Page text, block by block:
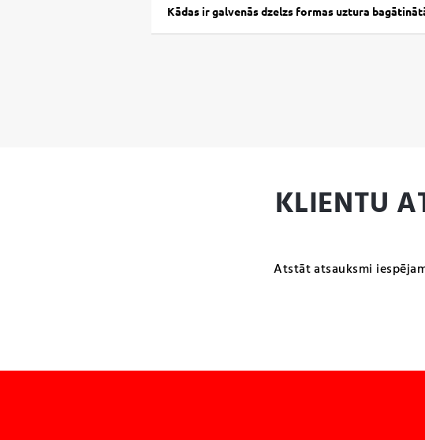
Kādas ir galvenās dzelzs formas uztura
KLIENTU
Atstāt atsauksmi